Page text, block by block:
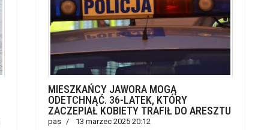
MIESZKAŃCY JAWORA MOGĄ
ODETCHNĄĆ. 36-LATEK, KTÓRY
ZACZEPIAŁ KOBIETY TRAFIŁ DO ARESZTU
pas 13 marzec 2025 20:12